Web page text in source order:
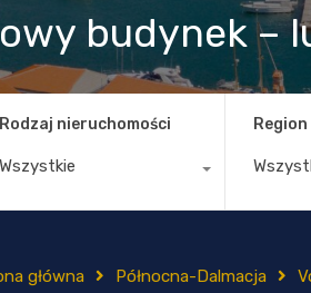
budynek –
Rodzaj nieruchomości
Wszystkie
Region
główna Północna-Dalmacja